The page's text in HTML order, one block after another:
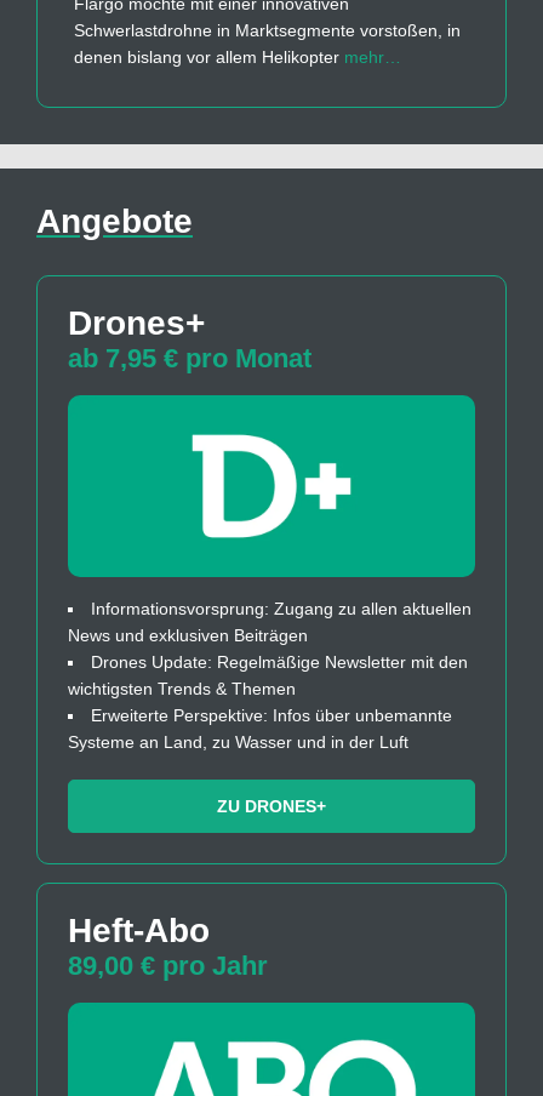
Schwerlastdrohne in Marktsegmente vorstoßen, in
denen bislang vor allem Helikopter mehr…
Angebote
Drones+
ab 7,95 € pro Monat
Informationsvorsprung: Zugang zu allen aktuellen
News und exklusiven Beiträgen
Drones Update: Regelmäßige Newsletter mit den
wichtigsten Trends & Themen
Erweiterte Perspektive: Infos über unbemannte
Systeme an Land, zu Wasser und in der Luft
ZU DRONES+
Heft-Abo
89,00 € pro Jahr